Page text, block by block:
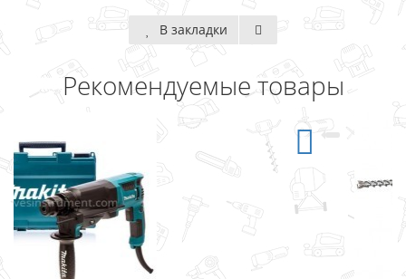
В закладки
Рекомендуемые товары